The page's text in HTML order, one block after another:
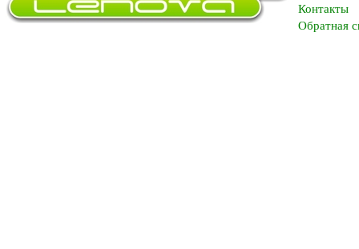
Контакты
Обратная